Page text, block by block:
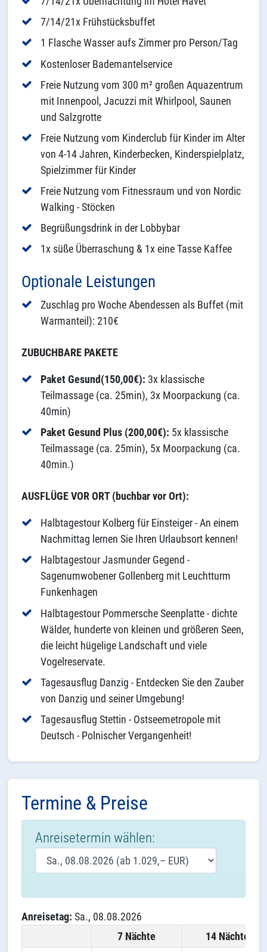
7/14/21x Frühstücksbuffet
1 Flasche Wasser aufs Zimmer pro Person/Tag
Kostenloser Bademantelservice
Freie Nutzung vom 300 m² großen Aquazentrum
mit Innenpool, Jacuzzi mit Whirlpool, Saunen
und Salzgrotte
Freie Nutzung vom Kinderclub für Kinder im Alter
von 4-14 Jahren, Kinderbecken, Kinderspielplatz,
Spielzimmer für Kinder
Freie Nutzung vom Fitnessraum und von Nordic
Walking - Stöcken
Begrüßungsdrink in der Lobbybar
1x süße Überraschung & 1x eine Tasse Kaffee
Optionale Leistungen
Zuschlag pro Woche Abendessen als Buffet (mit
Warmanteil): 210€
ZUBUCHBARE PAKETE
Paket Gesund(150,00€): 3x klassische
Teilmassage (ca. 25min), 3x Moorpackung (ca.
40min)
Paket Gesund Plus (200,00€): 5x klassische
Teilmassage (ca. 25min), 5x Moorpackung (ca.
40min.)
AUSFLÜGE VOR ORT (buchbar vor Ort):
Halbtagestour Kolberg für Einsteiger - An einem
Nachmittag lernen Sie Ihren Urlaubsort kennen!
Halbtagestour Jasmunder Gegend -
Sagenumwobener Gollenberg mit Leuchtturm
Funkenhagen
Halbtagestour Pommersche Seenplatte - dichte
Wälder, hunderte von kleinen und größeren Seen,
die leicht hügelige Landschaft und viele
Vogelreservate.
Tagesausflug Danzig - Entdecken Sie den Zauber
von Danzig und seiner Umgebung!
Tagesausflug Stettin - Ostseemetropole mit
Deutsch - Polnischer Vergangenheit!
Termine & Preise
Anreisetermin wählen:
Anreisetag: Sa., 08.08.2026
7 Nächte
14 Nächte